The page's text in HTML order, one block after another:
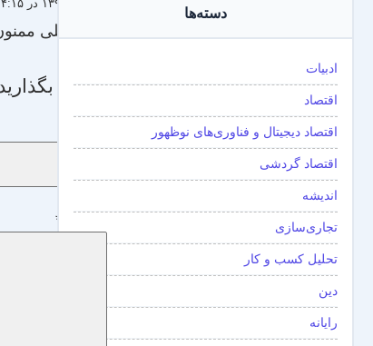
علی خیلی
دیدگاه
*
دسته‌ها
ادبیات
اقتصاد
اقتصاد دیجیتال و فناوری‌های نوظهور
اقتصاد گردشی
اندیشه
تجاری‌سازی
تحلیل کسب و کار
دین
رایانه